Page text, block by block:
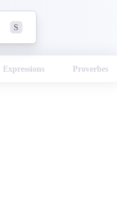
S
Expressions Proverbes